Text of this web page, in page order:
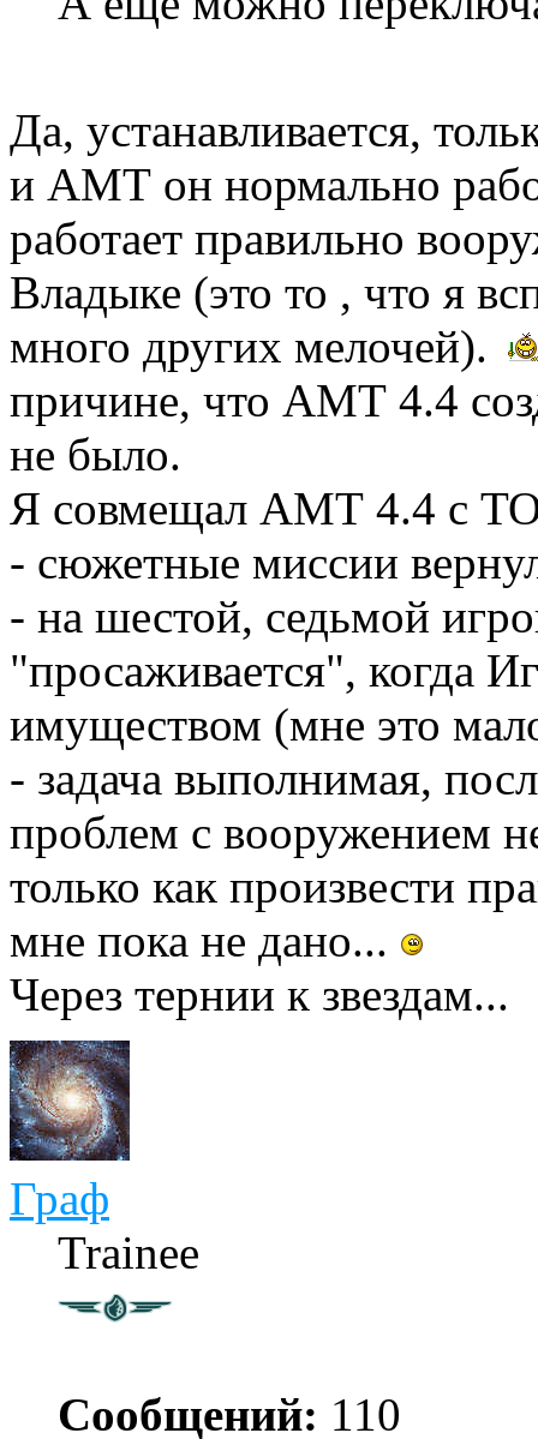
Да, устанавливается,
и АМТ он нормально
работает правильно
Владыке (это то , что я
много других мелочей).
причине, что АМТ 4.4
не было.
Я совмещал АМТ 4.4 с
- сюжетные миссии
- на шестой, седьмой
"просаживается", когда
имуществом (мне это
- задача выполнимая,
проблем с вооружением
только как произвести
мне пока не дано...
Через тернии к звездам...
Граф
Trainee
Сообщений: 110